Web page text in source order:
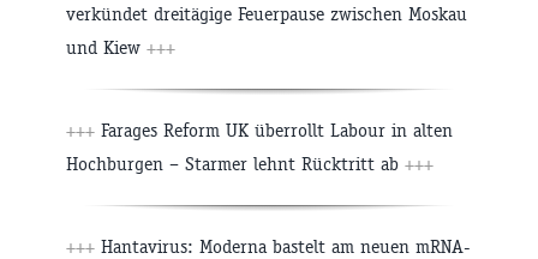
verkündet dreitägige Feuerpause zwischen Moskau
und Kiew +++
+++ Farages Reform UK überrollt Labour in alten
Hochburgen – Starmer lehnt Rücktritt ab +++
+++ Hantavirus: Moderna bastelt am neuen mRNA-